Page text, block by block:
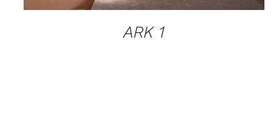
ARK 1